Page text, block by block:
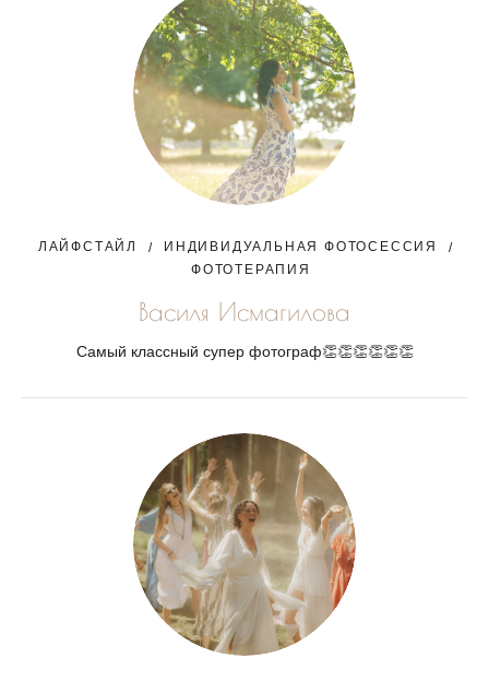
ЛАЙФСТАЙЛ
ИНДИВИДУАЛЬНАЯ ФОТОСЕССИЯ
ФОТОТЕРАПИЯ
Василя Исмагилова
Самый классный супер фотограф👏👏👏👏👏👏